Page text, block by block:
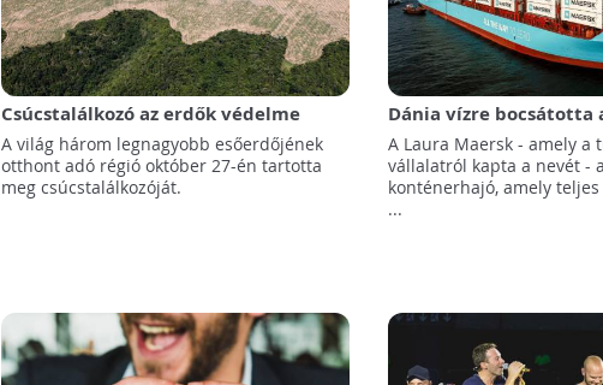
Csúcstalálkozó az erdők védelme
érdekében: valós eredmény nem
született
A világ három legnagyobb esőerdőjének
otthont adó régió október 27-én tartotta
meg csúcstalálkozóját.
Dánia vízre bocsátotta
"zöld konténerhajóját"
A Laura Maersk - amely a
vállalatról kapta a nevét -
konténerhajó, amely
...